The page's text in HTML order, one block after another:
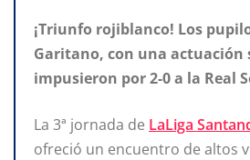
¡Triunfo rojiblanco! Los
Garitano, con una actuación
impusieron por 2-0 a la Real
La 3ª jornada de LaLiga
ofreció un encuentro de altos